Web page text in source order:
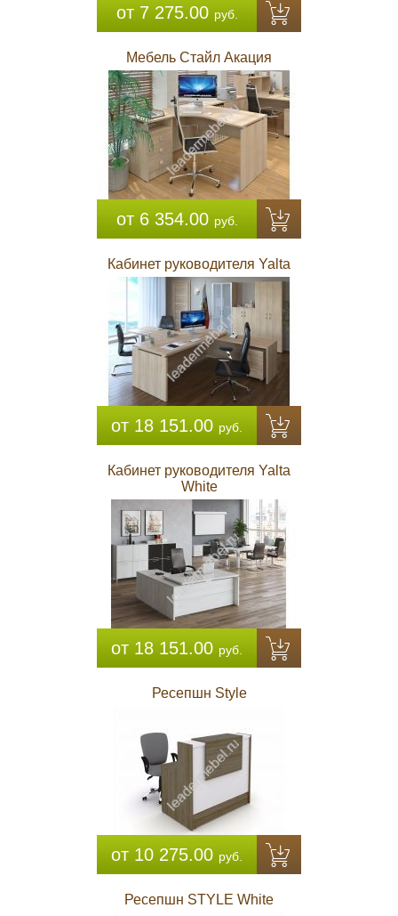
от 7 275.00 руб.
Мебель Стайл Акация
от 6 354.00 руб.
Кабинет руководителя Yalta
от 18 151.00 руб.
Кабинет руководителя Yalta
White
от 18 151.00 руб.
Ресепшн Style
от 10 275.00 руб.
Ресепшн STYLE White